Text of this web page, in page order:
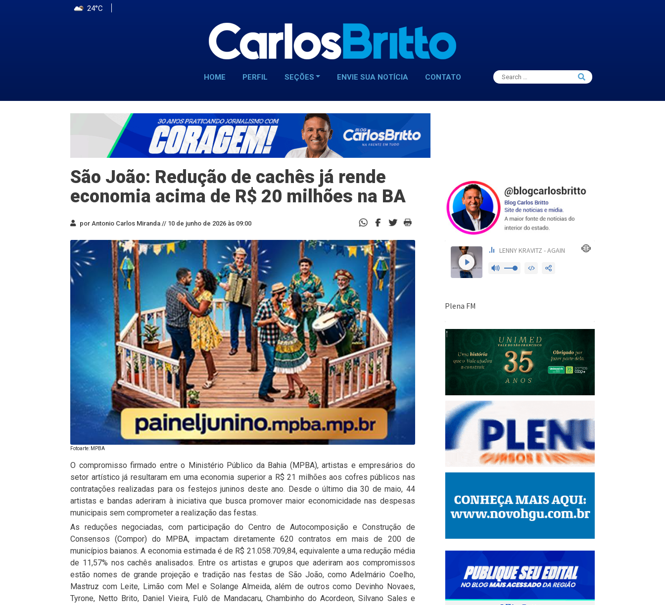
24°C
HOME PERFIL SEÇÕES ENVIE SUA NOTÍCIA CONTATO
Search
for:
Search
São João: Redução de cachês já rende
economia acima de R$ 20 milhões na BA
por Antonio Carlos Miranda // 10 de junho de 2026 às 09:00
Fotoarte: MPBA
O compromisso firmado entre o Ministério Público da Bahia (MPBA), artistas e empresários do
setor artístico já resultaram em uma economia superior a R$ 21 milhões aos cofres públicos nas
contratações realizadas para os festejos juninos deste ano. Desde o último dia 30 de maio, 44
artistas e bandas aderiram à iniciativa que busca promover maior economicidade nas despesas
municipais sem comprometer a realização das festas.
As reduções negociadas, com participação do Centro de Autocomposição e Construção de
Consensos (Compor) do MPBA, impactam diretamente 620 contratos em mais de 200 de
municípios baianos. A economia estimada é de R$ 21.058.709,84, equivalente a uma redução média
de 11,57% nos cachês analisados. Entre os artistas e grupos que aderiram aos compromissos
estão nomes de grande projeção e tradição nas festas de São João, como Adelmário Coelho,
Mastruz com Leite, Limão com Mel e Solange Almeida, além de outros como Devinho Novaes,
Tyrone, Netto Brito, Daniel Vieira, Fulô de Mandacaru, Chambinho do Acordeon, Silvano Sales e